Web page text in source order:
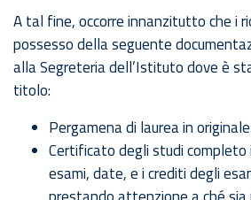
A tal fine, occorre innanzitutto che i
possesso della seguente
alla Segreteria dell’Istituto dove è
titolo:
Pergamena di laurea in
Certificato degli studi completo
esami, date, e i crediti degli